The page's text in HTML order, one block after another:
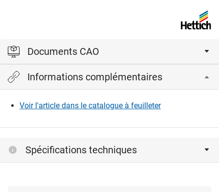
Documents CAO
Veuillez vous connecter pour afficher et télécharger les
fichiers CAD.
Connexion
Informations complémentaires
Voir l'article dans le catalogue à feuilleter
Spécifications techniques